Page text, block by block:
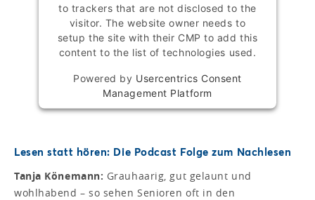
to trackers that are not disclosed to the
visitor. The website owner needs to
setup the site with their CMP to add this
content to the list of technologies used.
Powered by Usercentrics Consent
Management Platform
Lesen statt hören: Die Podcast Folge zum Nachlesen
Tanja Könemann: Grauhaarig, gut gelaunt und
wohlhabend – so sehen Senioren oft in den